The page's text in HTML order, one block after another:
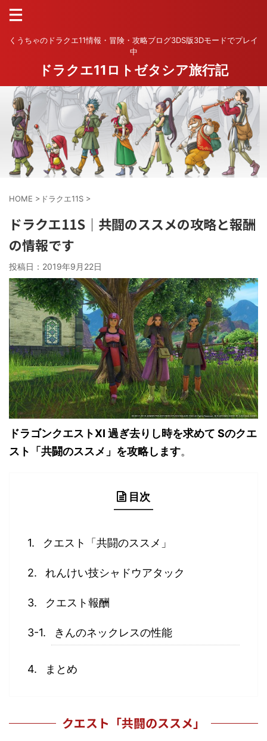
くうちゃのドラクエ11情報・冒険・攻略ブログ3DS版3Dモードでプレイ
中
ドラクエ11ロトゼタシア旅行記
HOME > ドラクエ11S >
ドラクエ11S｜共闘のススメの攻略と報酬
の情報です
投稿日： 2019年9月22日
ドラゴンクエストXI 過ぎ去りし時を求めて Sのクエ
スト「共闘のススメ」を攻略します。
目次
クエスト「共闘のススメ」
れんけい技シャドウアタック
クエスト報酬
きんのネックレスの性能
まとめ
クエスト「共闘のススメ」